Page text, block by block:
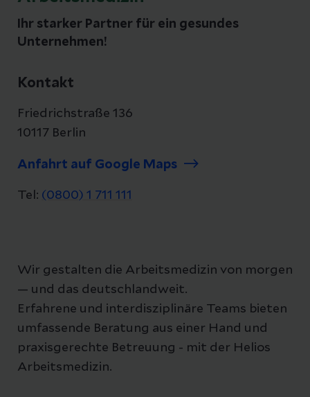
Ihr starker Partner für ein gesundes
Unternehmen!
Kontakt
Friedrichstraße 136
10117 Berlin
Anfahrt auf Google Maps
Tel: (0800) 1 711 111
Wir gestalten die Arbeitsmedizin von morgen
— und das deutschlandweit.
Erfahrene und interdisziplinäre Teams bieten
umfassende Beratung aus einer Hand und
praxisgerechte Betreuung - mit der Helios
Arbeitsmedizin.